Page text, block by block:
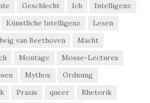
Geschlecht Ich
Intelligenz
Künstliche Intelligenz
Lesen
van Beethoven
Macht
Montage
Mosse-Lectures
Mythos
Ordnung
Praxis queer
Rhetorik